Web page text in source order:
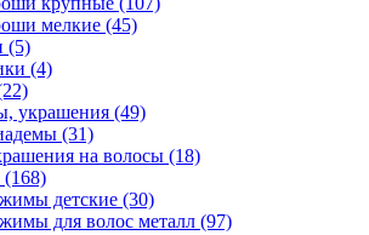
мелкие (45)
(5)
(4)
украшения (49)
(31)
на волосы (18)
детские (30)
для волос металл (97)